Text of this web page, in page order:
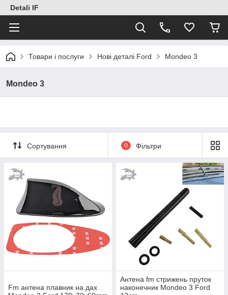
Detali IF
Товари і послуги Нові деталі Ford Mondeo 3
Mondeo 3
Сортування 0 Фільтри
Fm антена плавник на дах
Антена fm стрижень пруток
наконечник Mondeo 3 Ford